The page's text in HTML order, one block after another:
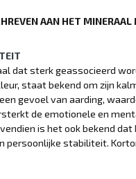
AAN HET MINERAAL
dat sterk geassocieerd
staat bekend om zijn
gevoel van aarding,
de emotionele en
is het ook bekend
persoonlijke stabiliteit.